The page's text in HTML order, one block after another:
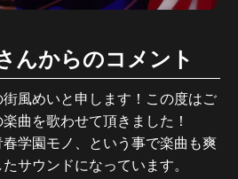
んからのコメント
風めいと申します！この度はご
曲を歌わせて頂きました！
学園モノ、という事で楽曲も爽
サウンドになっています。